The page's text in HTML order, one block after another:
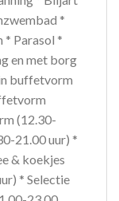
*
* Parasol *
en met borg
buffetvorm
(12.30-
21.00 uur) *
& koekjes
* Selectie